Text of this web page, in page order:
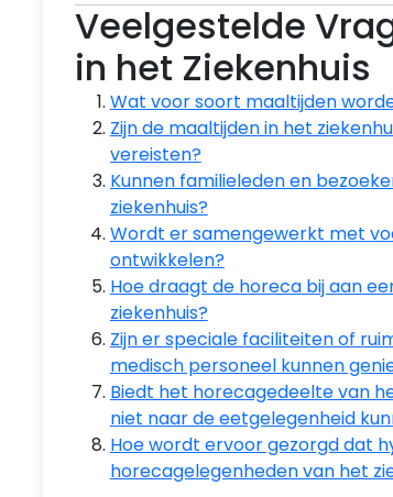
Veelgestelde
in het Ziekenhuis
Wat voor soort maaltijden
Zijn de maaltijden in het
vereisten?
Kunnen familieleden en
ziekenhuis?
Wordt er samengewerkt met
ontwikkelen?
Hoe draagt de horeca bij aan
ziekenhuis?
Zijn er speciale faciliteiten of
medisch personeel kunnen
Biedt het horecagedeelte van
niet naar de eetgelegenheid
Hoe wordt ervoor gezorgd dat
horecagelegenheden van het